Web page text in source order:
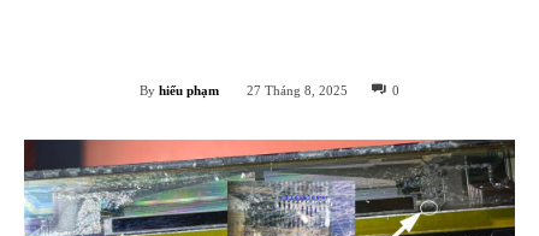
By hiếu phạm 27 Tháng 8, 2025 0